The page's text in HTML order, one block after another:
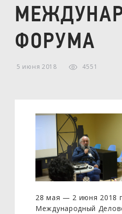
ФОРУМА
5 июня 2018 4551
28 мая — 2 июня 2018
Международный